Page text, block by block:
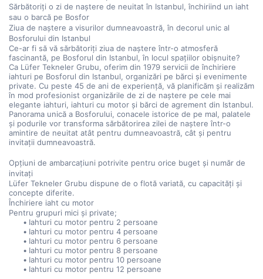
Sărbătoriți o zi de naștere de neuitat în Istanbul, închiriind un iaht
sau o barcă pe Bosfor
Ziua de naștere a visurilor dumneavoastră, în decorul unic al
Bosforului din Istanbul
Ce-ar fi să vă sărbătoriți ziua de naștere într-o atmosferă
fascinantă, pe Bosforul din Istanbul, în locul spațiilor obișnuite?
Ca Lüfer Tekneler Grubu, oferim din 1979 servicii de închiriere
iahturi pe Bosforul din Istanbul, organizări pe bărci și evenimente
private. Cu peste 45 de ani de experiență, vă planificăm și realizăm
în mod profesionist organizările de zi de naștere pe cele mai
elegante iahturi, iahturi cu motor și bărci de agrement din Istanbul.
Panorama unică a Bosforului, conacele istorice de pe mal, palatele
și podurile vor transforma sărbătorirea zilei de naștere într-o
amintire de neuitat atât pentru dumneavoastră, cât și pentru
invitații dumneavoastră.
Opțiuni de ambarcațiuni potrivite pentru orice buget și număr de
invitați
Lüfer Tekneler Grubu dispune de o flotă variată, cu capacități și
concepte diferite.
Închiriere iaht cu motor
Pentru grupuri mici și private;
Iahturi cu motor pentru 2 persoane
Iahturi cu motor pentru 4 persoane
Iahturi cu motor pentru 6 persoane
Iahturi cu motor pentru 8 persoane
Iahturi cu motor pentru 10 persoane
Iahturi cu motor pentru 12 persoane